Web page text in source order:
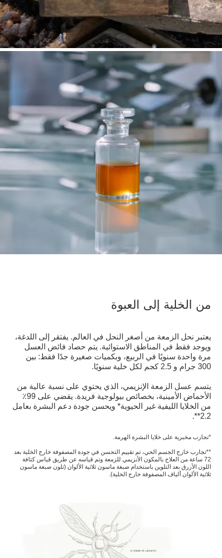
من الخلية إلى العبوة
يعتبر نحل الزمعة من أصغر النحل في العالم. يفتقر إلى اللدغة،
ويوجد فقط في المناطق الاستوائية. يتم حصاد فائض العسل
مرة واحدة سنويًا في الربيع، وبكميات صغيرة جدًا فقط: بين
300 جرام و 2.5 كجم لكل خلية سنويًا.
يتسم عسل الزمعة الإنزيمي، الذي يحتوي على نسبة عالية من
الأحماض الأمينية، بخصائص بيولوجية فريدة. يقضي على 99٪
من الخلايا الليفية غير الحيوية* ويحسن جودة دعم البشرة بعامل
2.2**.
*تجارب مخبرية على خلايا البشرة الهرمة.
**تجارب خارج الجسم الحي، تم تقييم التحسن في جودة المصفوفة خارج الخلية بعد
72 ساعة من العلاج بالمكون الأنزيمي للزمعة وتم قياسه عن طريق قياس كثافة
اللون الأزرق بعد التلوين باستخدام صبغة ماسون ثلاثية الألوان (تلون صبغة ماسون
ثلاثية الألوان ألياف المصفوفة خارج الخلية).